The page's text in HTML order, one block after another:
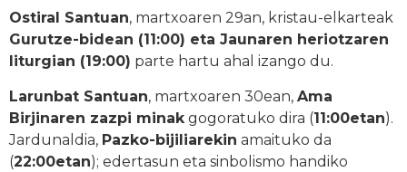
Ostiral Santuan, martxoaren 29an, kristau-elkarteak
Gurutze-bidean (11:00) eta Jaunaren heriotzaren
liturgian (19:00) parte hartu ahal izango du.
Larunbat Santuan, martxoaren 30ean, Ama
Birjinaren zazpi minakgogoratuko dira (11:00etan).
Jardunaldia, Pazko-bijiliarekin amaituko da
(22:00etan); edertasun eta sinbolismo handiko